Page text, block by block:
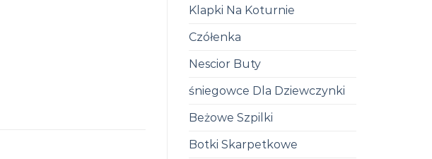
Klapki Na Koturnie
Czółenka
Nescior Buty
śniegowce Dla Dziewczynki
Beżowe Szpilki
Botki Skarpetkowe